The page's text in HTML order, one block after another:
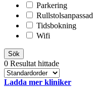
Parkering
Rullstolsanpassad
Tidsbokning
Wifi
Sök
0 Resultat hittade
Ladda mer kliniker